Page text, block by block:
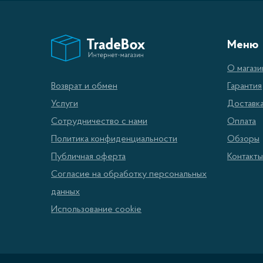
Возврат и обмен
Услуги
Сотрудничество с нами
Политика конфиденциальности
Публичная оферта
Согласие на обработку персональных
данных
Использование cookie
Меню
О
Гарантия
Оплата
Обзоры
Контакты